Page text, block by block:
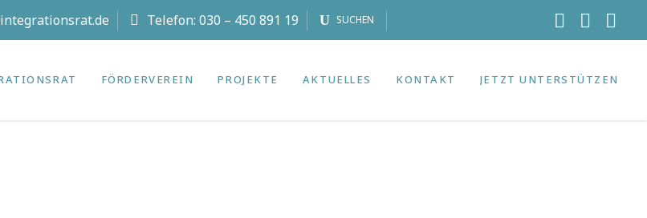
Telefon: 030 – 450 891 19 SUCHEN
FÖRDERVEREIN PROJEKTE AKTUELLES KONTAKT JETZT UNTERSTÜTZEN